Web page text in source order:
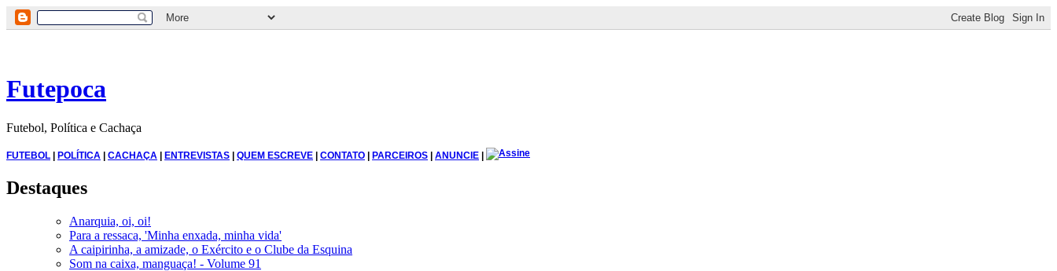
Futepoca
Futebol, Política e Cachaça
FUTEBOL | POLÍTICA | CACHAÇA | ENTREVISTAS | QUEM ESCREVE | CONTATO | PARCEIROS | ANUNCIE |
Destaques
Anarquia, oi, oi!
Para a ressaca, 'Minha enxada, minha vida'
A caipirinha, a amizade, o Exército e o Clube da Esquina
Som na caixa, manguaça! - Volume 91